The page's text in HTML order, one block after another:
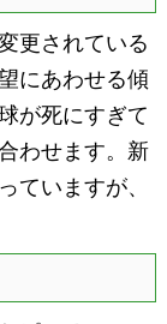
更されている
にあわせる傾
が死にすぎて
わせます。新
ていますが、